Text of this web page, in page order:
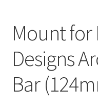
Mount for
Designs
Bar